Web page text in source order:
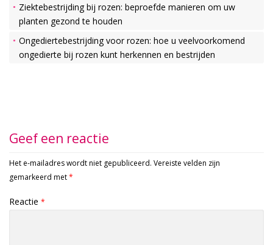
Ziektebestrijding bij rozen: beproefde manieren om uw
planten gezond te houden
Ongediertebestrijding voor rozen: hoe u veelvoorkomend
ongedierte bij rozen kunt herkennen en bestrijden
Geef een reactie
Het e-mailadres wordt niet gepubliceerd. Vereiste velden zijn
gemarkeerd met*
Reactie *